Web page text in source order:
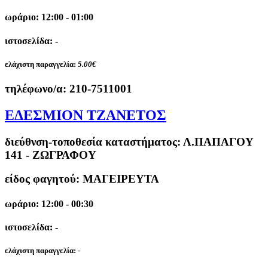
ωράριο: 12:00 - 01:00
ιστοσελίδα: -
ελάχιστη παραγγελία: 5.00€
τηλέφωνο/α: 210-7511001
ΕΔΕΣΜΙΟΝ ΤΖΑΝΕΤΟΣ
διεύθνση-τοποθεσία καταστήματος: Λ.ΠΑΠΑΓΟΥ
141 - ΖΩΓΡΑΦΟΥ
είδος φαγητού: ΜΑΓΕΙΡΕΥΤΑ
ωράριο: 12:00 - 00:30
ιστοσελίδα: -
ελάχιστη παραγγελία: -